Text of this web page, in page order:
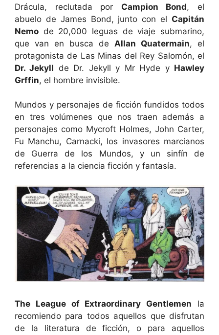
Drácula, reclutada por Campion Bond, el
abuelo de James Bond, junto con el Capitán
Nemo de 20,000 leguas de viaje submarino,
que van en busca de Allan Quatermain, el
protagonista de Las Minas del Rey Salomón, el
Dr. Jekyll de Dr. Jekyll y Mr Hyde y Hawley
Grffin, el hombre invisible.
Mundos y personajes de ficción fundidos todos
en tres volúmenes que nos traen además a
personajes como Mycroft Holmes, John Carter,
Fu Manchu, Carnacki, los invasores marcianos
de Guerra de los Mundos, y un sinfín de
referencias a la ciencia ficción y fantasía.
The League of Extraordinary Gentlemen la
recomiendo para todos aquellos que disfrutan
de la literatura de ficción, o para aquellos